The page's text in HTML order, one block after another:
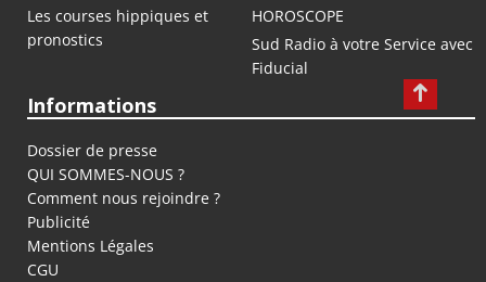
Les courses hippiques et
pronostics
HOROSCOPE
Sud Radio à votre Service avec
Fiducial
Informations
Dossier de presse
QUI SOMMES-NOUS ?
Comment nous rejoindre ?
Publicité
Mentions Légales
CGU